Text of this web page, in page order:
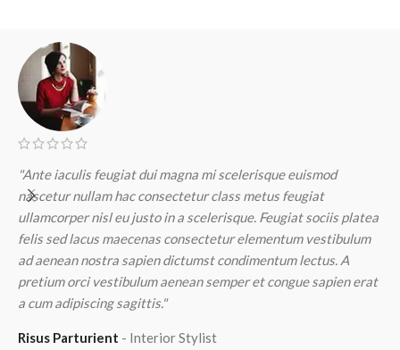
"Ante iaculis feugiat dui magna mi scelerisque euismod
nascetur nullam hac consectetur class metus feugiat
ullamcorper nisl eu justo in a scelerisque. Feugiat sociis platea
felis sed lacus maecenas consectetur elementum vestibulum
ad aenean nostra sapien dictumst condimentum lectus. A
pretium orci vestibulum aenean semper et congue sapien erat
a cum adipiscing sagittis."
Risus Parturient Interior Stylist